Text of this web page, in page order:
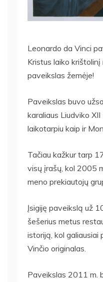
Leonardo da Vinci
Kristus laiko
paveikslas žemėje!
Paveikslas buvo
karaliaus Liudviko
laikotarpiu kaip ir
Tačiau kažkur tarp
visų įrašų, kol 2005
meno prekiautojų
Įsigiję paveikslą už
šešerius metus
istoriją, kol galiausiai
Vinčio originalas.
Paveikslas 2011 m.